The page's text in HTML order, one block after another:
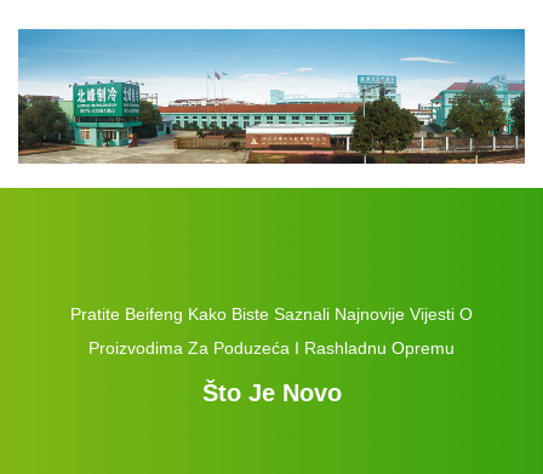
Pratite Beifeng Kako Biste Saznali Najnovije Vijesti O
Proizvodima Za Poduzeća I Rashladnu Opremu
Što Je Novo